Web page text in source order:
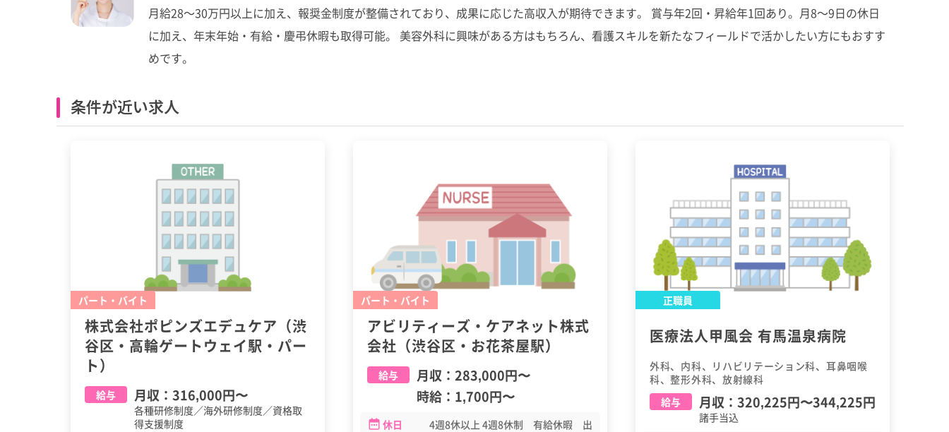
月給28～30万円以上に加え、報奨金制度が整備されており、成果に応じた高収入が期待できます。 賞与年2回・昇給年1回あり。月8～9日の休日
に加え、年末年始・有給・慶弔休暇も取得可能。 美容外科に興味がある方はもちろん、看護スキルを新たなフィールドで活かしたい方にもおすす
めです。
条件が近い求人
パート・バイト
株式会社ポピンズエデュケア（渋
谷区・高輪ゲートウェイ駅・パー
ト）
給与 月収： 316,000円〜
各種研修制度／海外研修制度／資格取
得支援制度
パート・バイト
アビリティーズ・ケアネット株式
会社（渋谷区・お花茶屋駅）
給与 月収： 283,000円〜
時給： 1,700円〜
休日
4週8休以上 4週8休制 有給休暇 出
正職員
医療法人甲風会 有馬温泉病院
外科、内科、リハビリテーション科、耳鼻咽喉
科、整形外科、放射線科
給与
月収： 320,225円〜344,225円
諸手当込